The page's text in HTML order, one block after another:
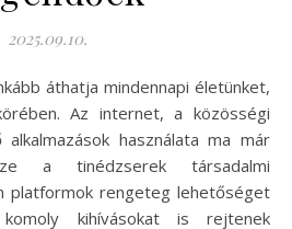
2025.09.10.
Az internet, a közösségi
használata ma már
a tinédzserek társadalmi
platformok rengeteg lehetőséget
komoly kihívásokat is rejtenek